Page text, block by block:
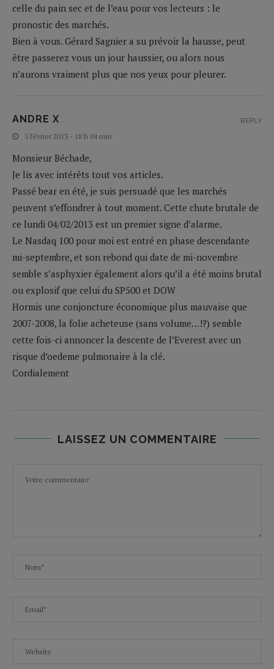
celle du pain sec et de l’eau pour vos lecteurs : le
pronostic des marchés.
Bien à vous. Gérard Sagnier a su prévoir la hausse, peut
être passerez vous un jour haussier, ou alors nous
n’aurons vraiment plus que nos yeux pour pleurer.
ANDRE X
5 février 2013 - 18 h 04 min
Monsieur Béchade,
Je lis avec intérêts tout vos articles.
Passé bear en été, je suis persuadé que les marchés
peuvent s’effondrer à tout moment. Cette chute brutale de
ce lundi 04/02/2013 est un premier signe d’alarme.
Le Nasdaq 100 pour moi est entré en phase descendante
mi-septembre, et son rebond qui date de mi-novembre
semble s’asphyxier également alors qu’il a été moins brutal
ou explosif que celui du SP500 et DOW
Hormis une conjoncture économique plus mauvaise que
2007-2008, la folie acheteuse (sans volume…!?) semble
cette fois-ci annoncer la descente de l’Everest avec un
risque d’oedeme pulmonaire à la clé.
Cordialement
REPLY
LAISSEZ UN COMMENTAIRE